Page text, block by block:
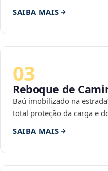
SAIBA MAIS
03
Reboque de
Baú imobilizado na
total proteção da carga e
SAIBA MAIS